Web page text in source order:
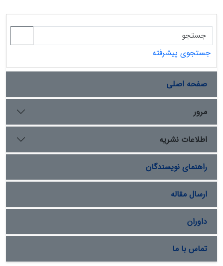
جستجوی پیشرفته
صفحه اصلی
مرور
اطلاعات نشریه
راهنمای نویسندگان
ارسال مقاله
داوران
تماس با ما